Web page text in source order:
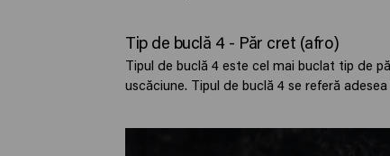
Tip de buclă 4 - Păr cret (afro)
Tipul de buclă 4 este cel mai buclat tip de
uscăciune. Tipul de buclă 4 se referă